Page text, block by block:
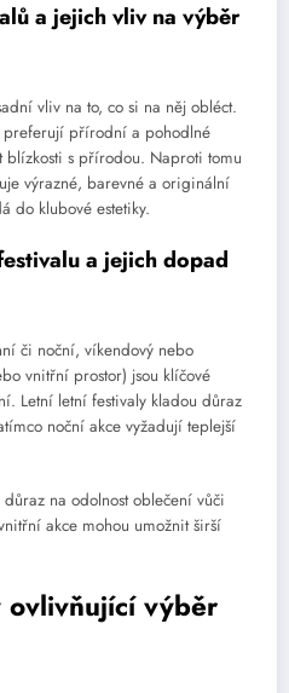
a jejich vliv na výběr
vliv na to, co si na něj obléct.
preferují přírodní a pohodlné
s přírodou. Naproti tomu
výrazné, barevné a originální
do klubové estetiky.
a jejich dopad
či noční, víkendový nebo
vnitřní prostor) jsou klíčové
Letní letní festivaly kladou důraz
noční akce vyžadují teplejší
na odolnost oblečení vůči
akce mohou umožnit širší
výběr